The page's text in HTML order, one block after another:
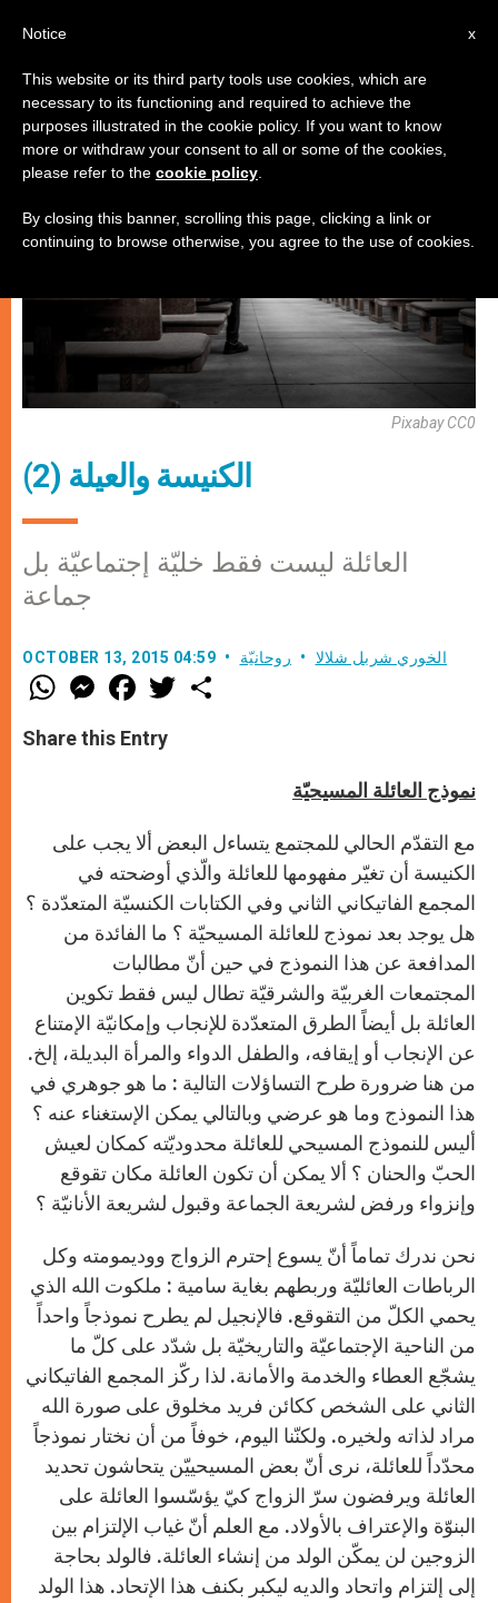
روحانيّة
Pixabay CC0
(2) الكنيسة والعيلة
العائلة ليست فقط خليّة إجتماعيّة بل
OCTOBER 13, 2015 04:59 الخوري شربل شلالا روحانيّة
W
h
t
s
M
e
s
e
F
a
e
b
T
w
Share this Entry
نموذج العائلة المسيحيّة
مع التقدّم الحالي للمجتمع يتساءل البعض ألا يجب على
الكنيسة أن تغيّر مفهومها للعائلة والّذي أوضحته في
المجمع الفاتيكاني الثاني وفي الكتابات الكنسيّة المتعدّدة ؟
هل يوجد بعد نموذج للعائلة المسيحيّة ؟ ما الفائدة من
المدافعة عن هذا النموذج في حين أنّ مطالبات
المجتمعات الغربيّة والشرقيّة تطال ليس فقط تكوين
العائلة بل أيضاً الطرق المتعدّدة للإنجاب وإمكانيّة الإمتناع
عن الإنجاب أو إيقافه، والطفل الدواء والمرأة البديلة، إلخ.
من هنا ضرورة طرح التساؤلات التالية : ما هو جوهري في
هذا النموذج وما هو عرضي وبالتالي يمكن الإستغناء عنه ؟
أليس للنموذج المسيحي للعائلة محدوديّته كمكان لعيش
الحبّ والحنان ؟ ألا يمكن أن تكون العائلة مكان تقوقع
وإنزواء ورفض لشريعة الجماعة وقبول لشريعة الأنانيّة ؟
نحن ندرك تماماً أنّ يسوع إحترم الزواج ووديمومته وكل
الرباطات العائليّة وربطهم بغاية سامية : ملكوت الله الذي
يحمي الكلّ من التقوقع. فالإنجيل لم يطرح نموذجاً واحداً
من الناحية الإجتماعيّة والتاريخيّة بل شدّد على كلّ ما
يشجّع العطاء والخدمة والأمانة. لذا ركّز المجمع الفاتيكاني
الثاني على الشخص ككائن فريد مخلوق على صورة الله
مراد لذاته ولخيره. ولكنّنا اليوم، خوفاً من أن نختار نموذجاً
محدّداً للعائلة، نرى أنّ بعض المسيحييّن يتحاشون تحديد
العائلة ويرفضون سرّ الزواج كيّ يؤسّسوا العائلة على
البنوّة والإعتراف بالأولاد. مع العلم أنّ غياب الإلتزام بين
الزوجين لن يمكّن الولد من إنشاء العائلة. فالولد بحاجة
إلى إلتزام واتحاد والديه ليكبر بكنف هذا الإتحاد. هذا الولد
x
Notice
This website or its third party tools use cookies, which are
necessary to its functioning and required to achieve the
purposes illustrated in the cookie policy. If you want to know
more or withdraw your consent to all or some of the cookies,
please refer to the cookie policy
By closing this banner, scrolling this page, clicking a link or
continuing to browse otherwise, you agree to the use of cookies.